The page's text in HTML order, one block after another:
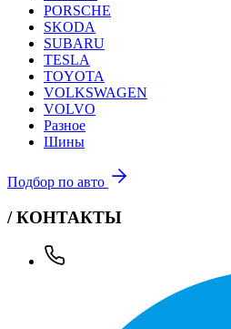
PORSCHE
SKODA
SUBARU
TESLA
TOYOTA
VOLKSWAGEN
VOLVO
Разное
Шины
Подбор по авто
/ КОНТАКТЫ